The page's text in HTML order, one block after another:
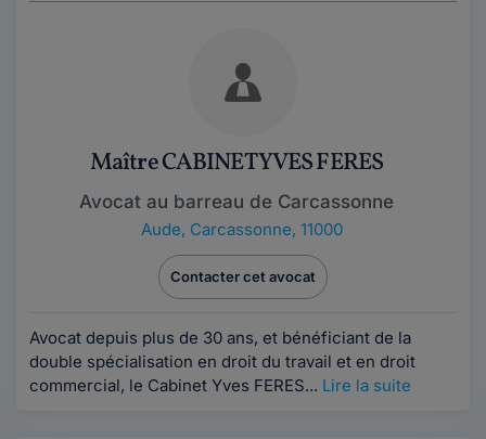
Maître CABINET YVES FERES
Avocat au barreau de Carcassonne
Aude, Carcassonne, 11000
Contacter cet avocat
Avocat depuis plus de 30 ans, et bénéficiant de la
double spécialisation en droit du travail et en droit
commercial, le Cabinet Yves FERES... Lire la suite